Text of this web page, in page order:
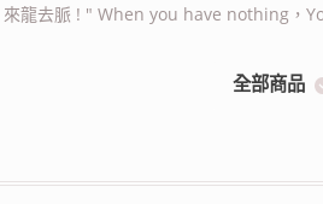
來龍去脈 ! " When you have nothing，
全部商品